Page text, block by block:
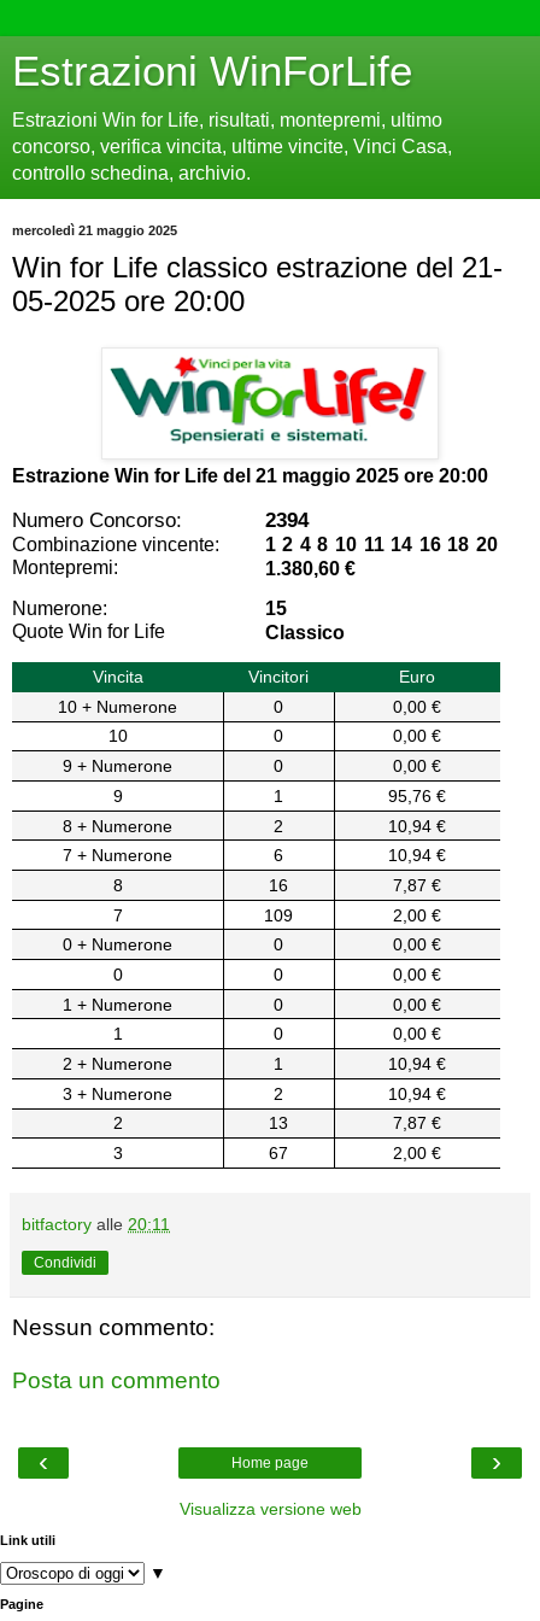
Estrazioni WinForLife
Estrazioni Win for Life, risultati, montepremi, ultimo
concorso, verifica vincita, ultime vincite, Vinci Casa,
controllo schedina, archivio.
mercoledì 21 maggio 2025
Win for Life classico estrazione del 21-
05-2025 ore 20:00
Estrazione Win for Life del 21 maggio 2025 ore 20:00
Numero Concorso: 2394
Combinazione vincente:
1 2 4 8 10 11 14 16 18 20
Montepremi:
1.380,60 €
Numerone:
15
Quote Win for Life
Classico
Vincita Vincitori
Euro
10 + Numerone
0
0,00 €
10
0
0,00 €
9 + Numerone
0
0,00 €
9
1
95,76 €
8 + Numerone
2
10,94 €
7 + Numerone
6
10,94 €
8
16
7,87 €
7
109
2,00 €
0 + Numerone
0
0,00 €
0
0
0,00 €
1 + Numerone
0
0,00 €
1
0
0,00 €
2 + Numerone
1
10,94 €
3 + Numerone
2
10,94 €
2
13
7,87 €
3
67 2,00 €
bitfactory alle 20:11
Condividi
Nessun commento:
Posta un commento
‹ ›
Home page
Visualizza versione web
Link utili
▼
Pagine